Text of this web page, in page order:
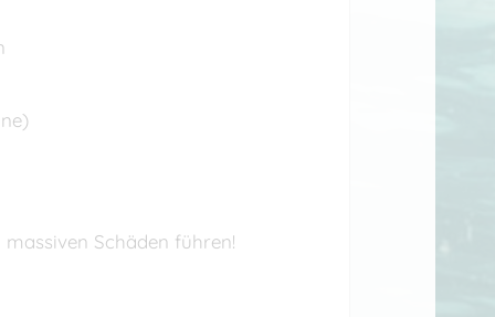
Schäden führen!